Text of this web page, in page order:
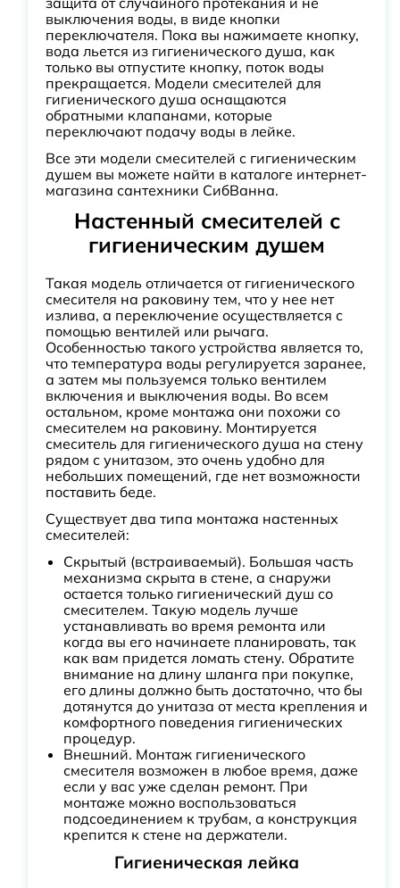
выключения воды, в виде кнопки
переключателя. Пока вы нажимаете кнопку,
вода льется из гигиенического душа, как
только вы отпустите кнопку, поток воды
прекращается. Модели смесителей для
гигиенического душа оснащаются
обратными клапанами, которые
переключают подачу воды в лейке.
Все эти модели смесителей с гигиеническим
душем вы можете найти в каталоге интернет-
магазина сантехники СибВанна.
Настенный смесителей с
гигиеническим душем
Такая модель отличается от гигиенического
смесителя на раковину тем, что у нее нет
излива, а переключение осуществляется с
помощью вентилей или рычага.
Особенностью такого устройства является то,
что температура воды регулируется заранее,
а затем мы пользуемся только вентилем
включения и выключения воды. Во всем
остальном, кроме монтажа они похожи со
смесителем на раковину. Монтируется
смеситель для гигиенического душа на стену
рядом с унитазом, это очень удобно для
небольших помещений, где нет возможности
поставить беде.
Существует два типа монтажа настенных
смесителей:
Скрытый (встраиваемый). Большая часть
механизма скрыта в стене, а снаружи
остается только гигиенический душ со
смесителем. Такую модель лучше
устанавливать во время ремонта или
когда вы его начинаете планировать, так
как вам придется ломать стену. Обратите
внимание на длину шланга при покупке,
его длины должно быть достаточно, что бы
дотянутся до унитаза от места крепления и
комфортного поведения гигиенических
процедур.
Внешний. Монтаж гигиенического
смесителя возможен в любое время, даже
если у вас уже сделан ремонт. При
монтаже можно воспользоваться
подсоединением к трубам, а конструкция
крепится к стене на держатели.
Гигиеническая лейка